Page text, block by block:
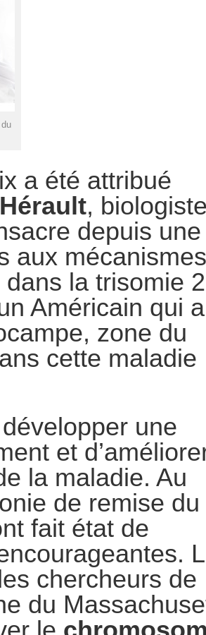
a été attribué
, biologiste
depuis une
aux mécanismes
la trisomie
Américain qui a
zone du
cette maladie
une
et
la maladie. Au
de remise du
fait état de
chercheurs de
du